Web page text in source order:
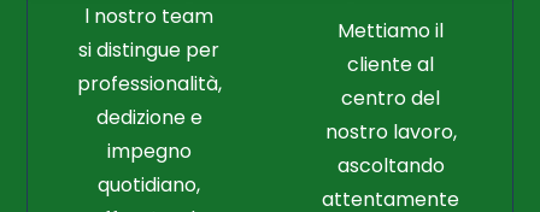
l nostro team
si distingue per
professionalità,
dedizione e
impegno
quotidiano,
Mettiamo il
cliente al
centro del
nostro lavoro,
ascoltando
attentamente